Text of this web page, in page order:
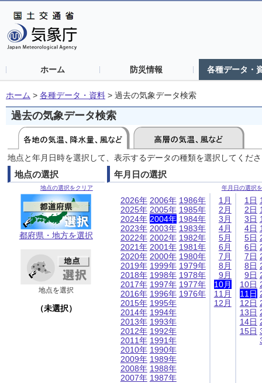
ホーム 防災情報 各種データ・
ホーム > 各種データ・資料 > 過去の気象データ検索
過去の気象データ検索
地点と年月日時を選択して、表示するデータの種類を選択してくだ
地点の選択
地点の選択をクリア
都府県・地方を選択
地点を選択
（未選択）
年月日の選択
年月日の選択
2026年
2025年
2024年
2023年
2022年
2021年
2020年
2019年
2018年
2017年
2016年
2015年
2014年
2013年
2012年
2011年
2010年
2009年
2008年
2007年
2006年
2005年
2004年
2003年
2002年
2001年
2000年
1999年
1998年
1997年
1996年
1995年
1994年
1993年
1992年
1991年
1990年
1989年
1988年
1987年
1986年
1985年
1984年
1983年
1982年
1981年
1980年
1979年
1978年
1977年
1976年
1月
2月
3月
4月
5月
6月
7月
8月
9月
10月
11月
12月
1日
2日
3日
4日
5日
6日
7日
8日
9日
10日
11日
12日
13日
14日
15日